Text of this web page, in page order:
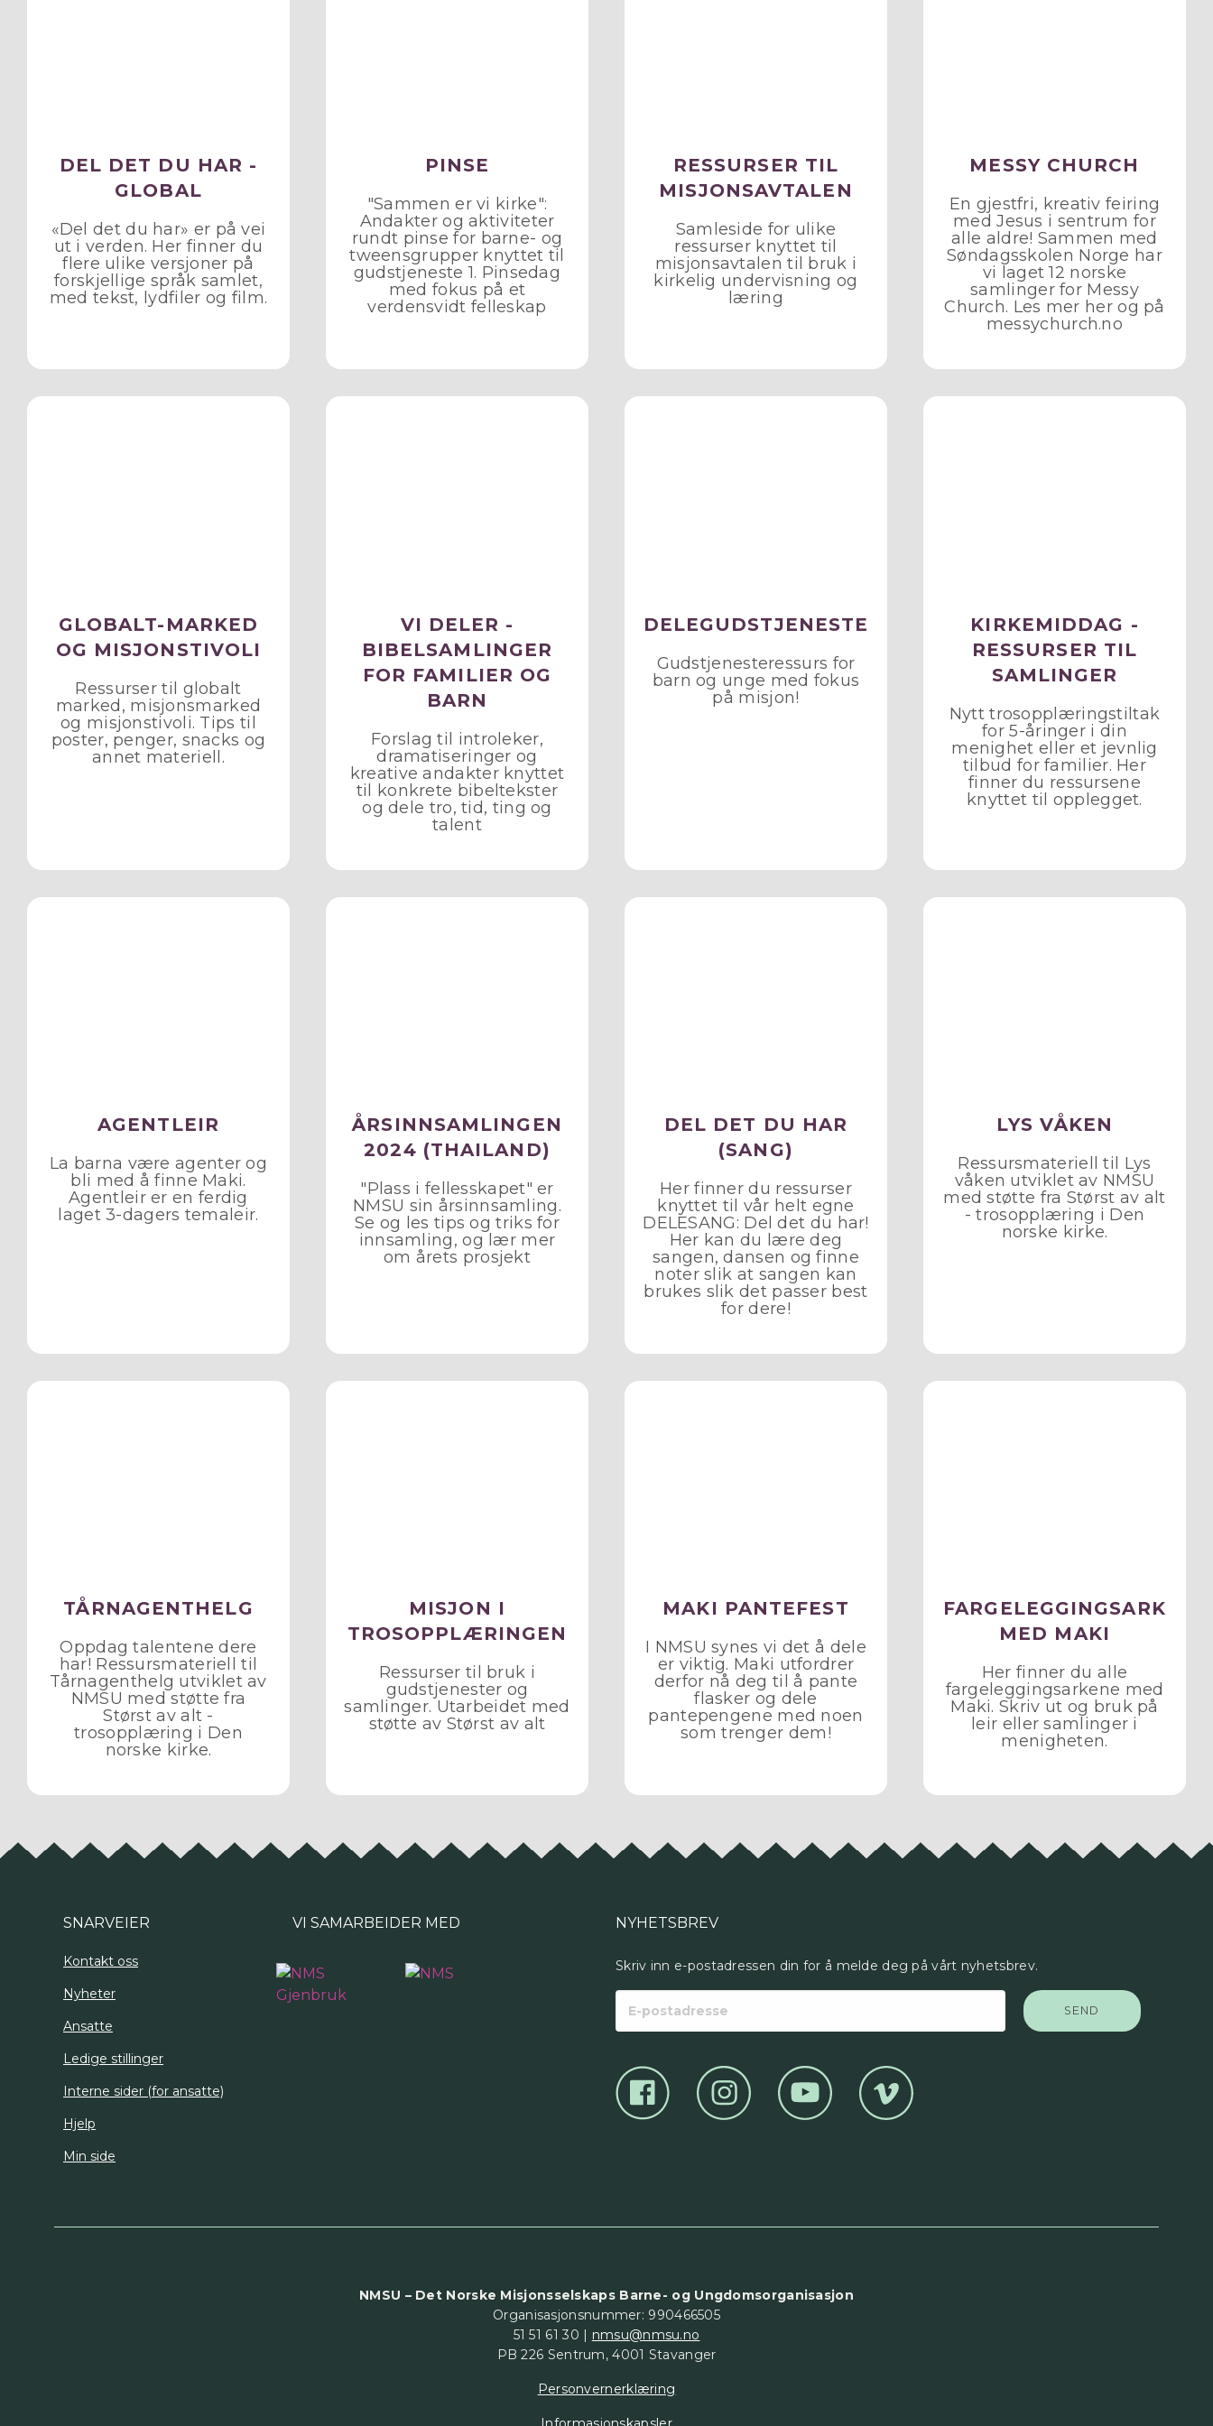
DEL DET DU HAR -
GLOBAL
«Del det du har» er på vei
ut i verden. Her finner du
flere ulike versjoner på
forskjellige språk samlet,
med tekst, lydfiler og film.
PINSE
"Sammen er vi kirke":
Andakter og aktiviteter
rundt pinse for barne- og
tweensgrupper knyttet til
gudstjeneste 1. Pinsedag
med fokus på et
verdensvidt felleskap
RESSURSER TIL
MISJONSAVTALEN
Samleside for ulike
ressurser knyttet til
misjonsavtalen til bruk i
kirkelig undervisning og
læring
MESSY CHURCH
En gjestfri, kreativ feiring
med Jesus i sentrum for
alle aldre! Sammen med
Søndagsskolen Norge har
vi laget 12 norske
samlinger for Messy
Church. Les mer her og på
messychurch.no
GLOBALT-MARKED
OG MISJONSTIVOLI
Ressurser til globalt
marked, misjonsmarked
og misjonstivoli. Tips til
poster, penger, snacks og
annet materiell.
VI DELER -
BIBELSAMLINGER
FOR FAMILIER OG
BARN
Forslag til introleker,
dramatiseringer og
kreative andakter knyttet
til konkrete bibeltekster
og dele tro, tid, ting og
talent
DELEGUDSTJENESTE
Gudstjenesteressurs for
barn og unge med fokus
på misjon!
KIRKEMIDDAG -
RESSURSER TIL
SAMLINGER
Nytt trosopplæringstiltak
for 5-åringer i din
menighet eller et jevnlig
tilbud for familier. Her
finner du ressursene
knyttet til opplegget.
AGENTLEIR
La barna være agenter og
bli med å finne Maki.
Agentleir er en ferdig
laget 3-dagers temaleir.
ÅRSINNSAMLINGEN
2024 (THAILAND)
"Plass i fellesskapet" er
NMSU sin årsinnsamling.
Se og les tips og triks for
innsamling, og lær mer
om årets prosjekt
DEL DET DU HAR
(SANG)
Her finner du ressurser
knyttet til vår helt egne
DELESANG: Del det du har!
Her kan du lære deg
sangen, dansen og finne
noter slik at sangen kan
brukes slik det passer best
for dere!
LYS VÅKEN
Ressursmateriell til Lys
våken utviklet av NMSU
med støtte fra Størst av alt
- trosopplæring i Den
norske kirke.
TÅRNAGENTHELG
Oppdag talentene dere
har! Ressursmateriell til
Tårnagenthelg utviklet av
NMSU med støtte fra
Størst av alt -
trosopplæring i Den
norske kirke.
MISJON I
TROSOPPLÆRINGEN
Ressurser til bruk i
gudstjenester og
samlinger. Utarbeidet med
støtte av Størst av alt
MAKI PANTEFEST
I NMSU synes vi det å dele
er viktig. Maki utfordrer
derfor nå deg til å pante
flasker og dele
pantepengene med noen
som trenger dem!
FARGELEGGINGSARK
MED MAKI
Her finner du alle
fargeleggingsarkene med
Maki. Skriv ut og bruk på
leir eller samlinger i
menigheten.
SNARVEIER
Kontakt oss
Nyheter
Ansatte
Ledige stillinger
Interne sider (for ansatte)
Hjelp
Min side
VI SAMARBEIDER MED NYHETSBREV
Skriv inn e-postadressen din for å melde deg på vårt nyhetsbrev.
postadresse
NMSU – Det Norske Misjonsselskaps Barne- og Ungdomsorganisasjon
Organisasjonsnummer: 990466505
51 51 61 30 | nmsu@nmsu.no
PB 226 Sentrum, 4001 Stavanger
Personvernerklæring